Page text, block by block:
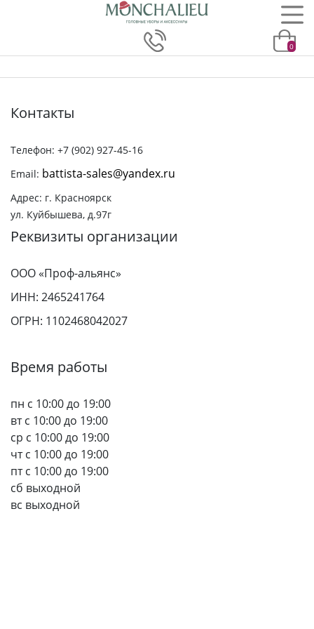
0
Контакты
Телефон: +7 (902) 927-45-16
Email: battista-sales@yandex.ru
Адрес: г. Красноярск
ул. Куйбышева, д.97г
Реквизиты организации
ООО «Проф-альянс»
ИНН: 2465241764
ОГРН: 1102468042027
Время работы
пн с 10:00 до 19:00
вт с 10:00 до 19:00
ср с 10:00 до 19:00
чт с 10:00 до 19:00
пт с 10:00 до 19:00
сб выходной
вс выходной